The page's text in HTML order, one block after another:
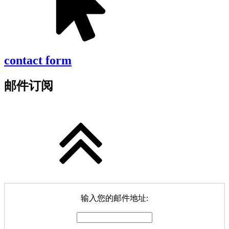
contact form
邮件订阅
输入您的邮件地址: